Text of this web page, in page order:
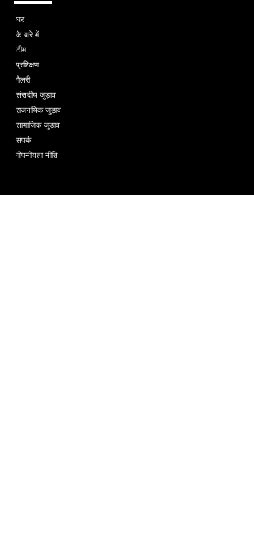
घर
के बारे में
टीम
प्रशिक्षण
गैलरी
संसदीय जुड़ाव
राजनयिक जुड़ाव
सामाजिक जुड़ाव
संपर्क
गोपनीयता नीति